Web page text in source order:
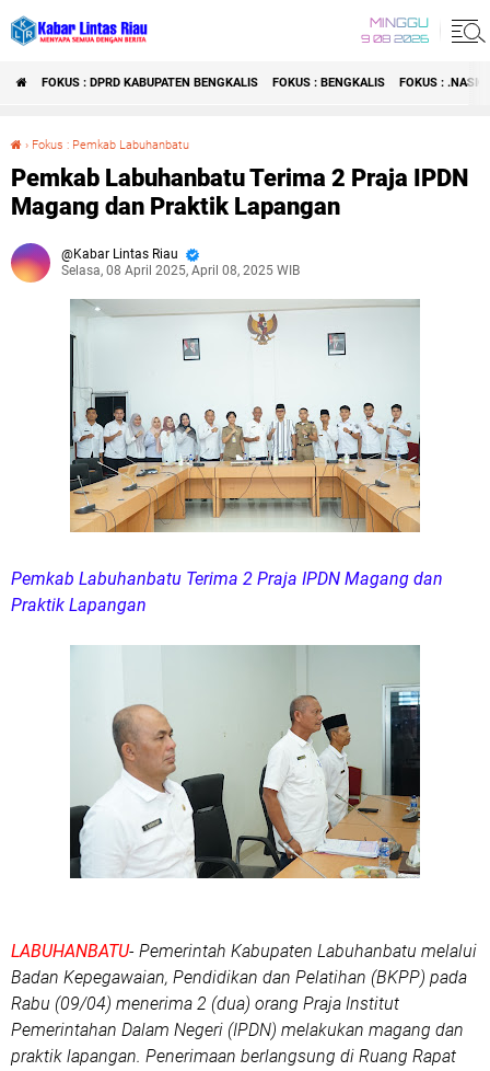
MINGGU
9 08 2026
FOKUS : DPRD KABUPATEN BENGKALIS FOKUS : BENGKALIS FOKUS :
› Fokus : Pemkab Labuhanbatu
Pemkab Labuhanbatu Terima 2 Praja IPDN
Magang dan Praktik Lapangan
Kabar Lintas Riau
Selasa, 08 April 2025, April 08, 2025 WIB
Pemkab Labuhanbatu Terima 2 Praja IPDN Magang dan
Praktik Lapangan
LABUHANBATU- Pemerintah Kabupaten Labuhanbatu melalui
Badan Kepegawaian, Pendidikan dan Pelatihan (BKPP) pada
Rabu (09/04) menerima 2 (dua) orang Praja Institut
Pemerintahan Dalam Negeri (IPDN) melakukan magang dan
praktik lapangan. Penerimaan berlangsung di Ruang Rapat